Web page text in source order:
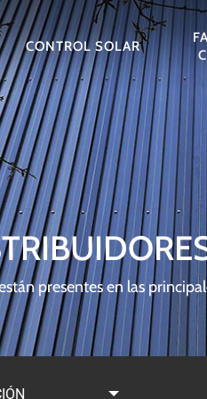
CIELORRASOS DE
FIELTRO
CONTROL SOLAR
CORTASOLES
LINEALES
FOLDING /
SLIDING
SHUTTERS
presentes en las